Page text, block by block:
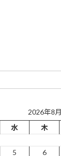
2026年8月
水 木
5 6